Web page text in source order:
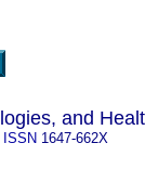
and
ISSN 1647-662X